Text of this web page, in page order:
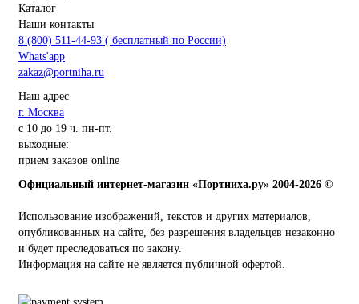
Каталог
Наши контакты
8 (800) 511-44-93 ( бесплатный по России)
Whats'app
zakaz@portniha.ru
Наш адрес
г. Москва
с 10 до 19 ч. пн-пт.
выходные:
прием заказов online
Официальный интернет-магазин «Портниха.ру» 2004-2026 ©
Использование изображений, текстов и других материалов,
опубликованных на сайте, без разрешения владельцев незаконно
и будет преследоваться по закону.
Информация на сайте не является публичной офертой.